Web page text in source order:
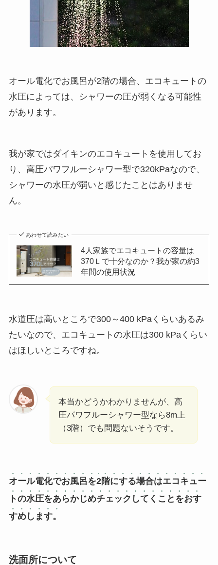
オール電化でお風呂が2階の場合、エコキュートの
水圧によっては、シャワーの圧が弱くなる可能性
があります。
我が家ではダイキンのエコキュートを使用してお
り、高圧パワフルーシャワー型で320kPaなので、
シャワーの水圧が弱いと感じたことはありませ
ん。
あわせて読みたい
4人家族でエコキュートの容量は
370Ｌで十分なのか？我が家の約3
年間の使用状況
水道圧は高いところで300～400 kPaくらいあるみ
たいなので、エコキュートの水圧は300 kPaくらい
はほしいところですね。
本当かどうかわかりませんが、高
圧パワフルーシャワー型なら8m上
（3階）でも問題ないそうです。
オール電化でお風呂を2階にする場合はエコキュー
トの水圧をあらかじめチェックしてくことをおす
すめします。
洗面所について